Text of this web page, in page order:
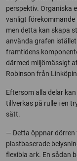
perspektiv. Organiska
vanligt förekommande
men detta kan skapa
använda grafen
framtidens
därmed miljömässigt
Robinson från
Eftersom alla delar
tillverkas på rulle i en
sätt.
— Detta öppnar dörren
plastbaserade
flexibla ark. En sådan